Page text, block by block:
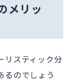
メリッ
リスティック分
るのでしょう